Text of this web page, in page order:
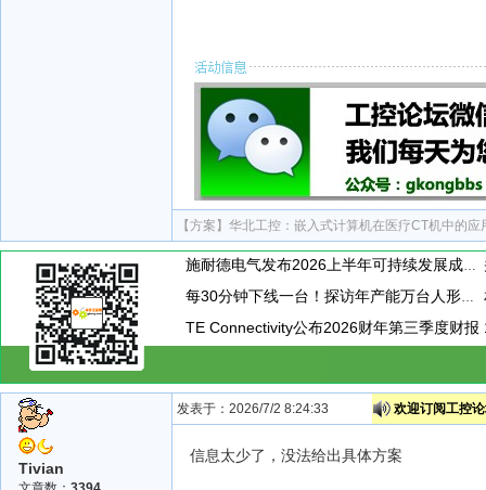
【方案】 华北工控：嵌入式计算机在医疗CT机中的应
TE Connectivity公布2026财年第三季度财报
Tivian
发表于：2026/7/2 8:24:33 欢迎订阅工控
信息太少了，没法给出具体方案